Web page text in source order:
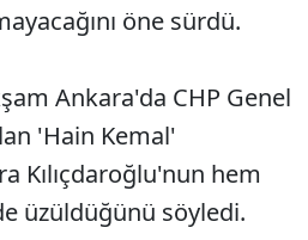
öne sürdü.
Ankara'da CHP Genel
'Hain Kemal'
Kılıçdaroğlu'nun hem
üzüldüğünü söyledi.